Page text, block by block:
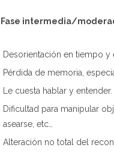
Fase intermedia/
Desorientación en tiempo y
Pérdida de memoria,
Le cuesta hablar y entender.
Dificultad para manipular
asearse, etc…
Alteración no total del